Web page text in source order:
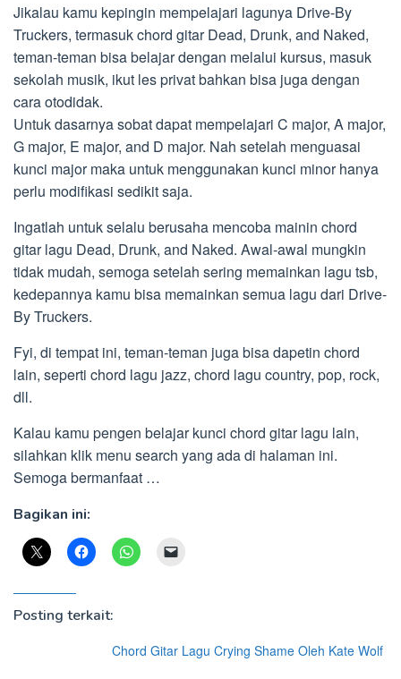
Jikalau kamu kepingin mempelajari lagunya Drive-By
Truckers, termasuk chord gitar Dead, Drunk, and Naked,
teman-teman bisa belajar dengan melalui kursus, masuk
sekolah musik, ikut les privat bahkan bisa juga dengan
cara otodidak.
Untuk dasarnya sobat dapat mempelajari C major, A major,
G major, E major, and D major. Nah setelah menguasai
kunci major maka untuk menggunakan kunci minor hanya
perlu modifikasi sedikit saja.
Ingatlah untuk selalu berusaha mencoba mainin chord
gitar lagu Dead, Drunk, and Naked. Awal-awal mungkin
tidak mudah, semoga setelah sering memainkan lagu tsb,
kedepannya kamu bisa memainkan semua lagu dari Drive-
By Truckers.
Fyi, di tempat ini, teman-teman juga bisa dapetin chord
lain, seperti chord lagu jazz, chord lagu country, pop, rock,
dll.
Kalau kamu pengen belajar kunci chord gitar lagu lain,
silahkan klik menu search yang ada di halaman ini.
Semoga bermanfaat …
Bagikan ini:
Posting terkait:
Chord Gitar Lagu Crying Shame Oleh Kate Wolf